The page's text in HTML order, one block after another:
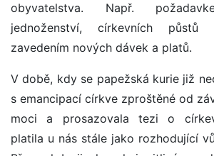
obyvatelstva. Např.
jednoženství, církevních
zavedením nových dávek a platů.
V době, kdy se papežská kurie již
s emancipací církve zproštěné od
moci a prosazovala tezi o
platila u nás stále jako rozhodující